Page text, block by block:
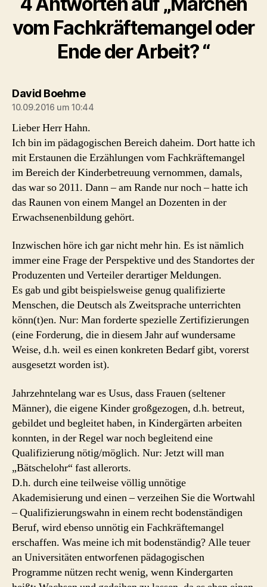
vom Fachkräftemangel oder
Ende der Arbeit? “
David Boehmesagt:
10.09.2016 um 10:44
Lieber Herr Hahn.
Ich bin im pädagogischen Bereich daheim. Dort hatte ich
mit Erstaunen die Erzählungen vom Fachkräftemangel
im Bereich der Kinderbetreuung vernommen, damals,
das war so 2011. Dann – am Rande nur noch – hatte ich
das Raunen von einem Mangel an Dozenten in der
Erwachsenenbildung gehört.
Inzwischen höre ich gar nicht mehr hin. Es ist nämlich
immer eine Frage der Perspektive und des Standortes der
Produzenten und Verteiler derartiger Meldungen.
Es gab und gibt beispielsweise genug qualifizierte
Menschen, die Deutsch als Zweitsprache unterrichten
könn(t)en. Nur: Man forderte spezielle Zertifizierungen
(eine Forderung, die in diesem Jahr auf wundersame
Weise, d.h. weil es einen konkreten Bedarf gibt, vorerst
ausgesetzt worden ist).
Jahrzehntelang war es Usus, dass Frauen (seltener
Männer), die eigene Kinder großgezogen, d.h. betreut,
gebildet und begleitet haben, in Kindergärten arbeiten
konnten, in der Regel war noch begleitend eine
Qualifizierung nötig/möglich. Nur: Jetzt will man
„Bätschelohr“ fast allerorts.
D.h. durch eine teilweise völlig unnötige
Akademisierung und einen – verzeihen Sie die Wortwahl
– Qualifizierungswahn in einem recht bodenständigen
Beruf, wird ebenso unnötig ein Fachkräftemangel
erschaffen. Was meine ich mit bodenständig? Alle teuer
an Universitäten entworfenen pädagogischen
Programme nützen recht wenig, wenn Kindergarten